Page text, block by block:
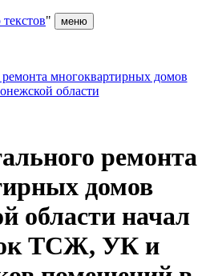
" меню
многоквартирных домов
области
ремонта
домов
области начал
ТСЖ, УК и